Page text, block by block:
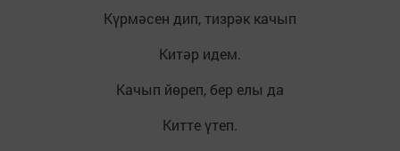
Күрмәсен дип, тизрәк качып
Китәр идем.
Качып йөреп, бер елы да
Китте үтеп.